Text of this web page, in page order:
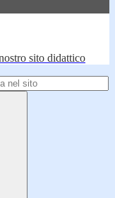
sito didattico